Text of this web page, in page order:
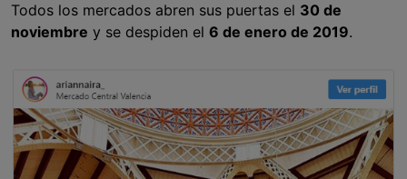
Todos los mercados abren sus puertas el 30 de
noviembre y se despiden el 6 de enero de 2019.